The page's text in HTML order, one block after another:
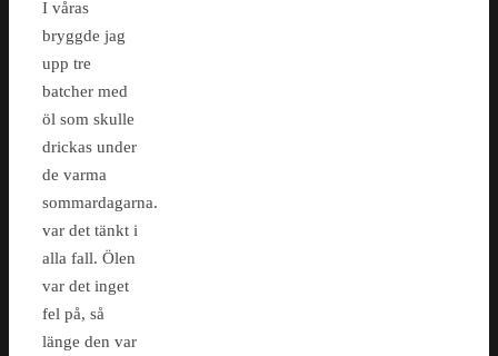
I våras
bryggde jag
upp tre
batcher med
öl som skulle
drickas under
de varma
sommardagarna.
var det tänkt i
alla fall. Ölen
var det inget
fel på, så
länge den var